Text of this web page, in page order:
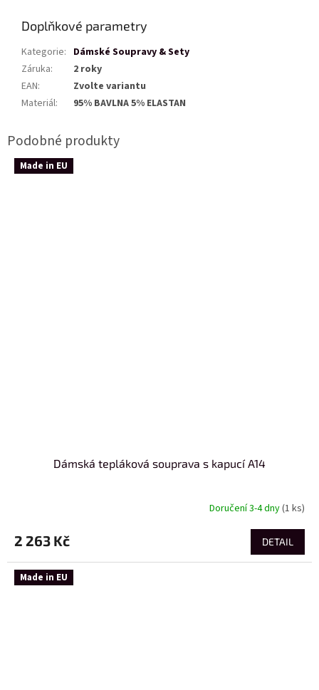
Doplňkové parametry
Kategorie: Dámské Soupravy & Sety
Záruka:
2 roky
EAN:
Zvolte variantu
Materiál: 95% BAVLNA 5% ELASTAN
Made in EU
Dámská tepláková souprava s kapucí A14
Doručení 3-4 dny(1 ks)
2 263 Kč DETAIL
Made in EU